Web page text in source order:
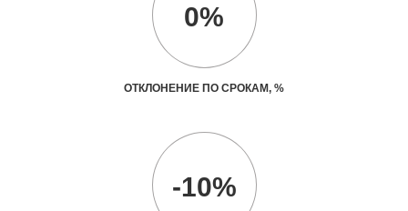
0%
ОТКЛОНЕНИЕ ПО СРОКАМ, %
-10%